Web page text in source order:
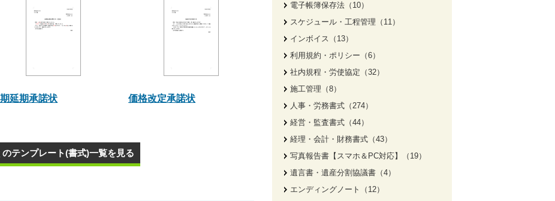
延期承諾状 価格改定承諾状
のテンプレート(書式)一覧を見る
電子帳簿保存法（10）
スケジュール・工程管理（11）
インボイス（13）
利用規約・ポリシー（6）
社内規程・労使協定（32）
施工管理（8）
人事・労務書式（274）
経営・監査書式（44）
経理・会計・財務書式（43）
写真報告書【スマホ＆PC対応】（19）
遺言書・遺産分割協議書（4）
エンディングノート（12）